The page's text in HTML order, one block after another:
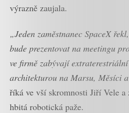
výrazně zaujala.
„Jeden zaměstnanec SpaceX
bude prezentovat na meetingu
ve firmě zabývají
architekturou na Marsu, Měsíci
říká ve vší skromnosti Jiří Vele
hbitá robotická paže.